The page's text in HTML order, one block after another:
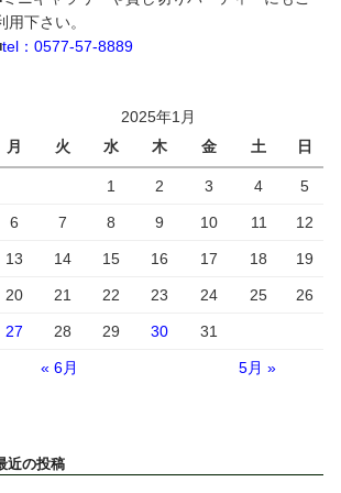
用下さい。
tel：0577-57-8889
2025年1月
月
火 水 木 金 土 日
1 2 3 4 5
6 7 8 9 10 11 12
13 14 15 16 17 18 19
20 21 22 23 24 25 26
27 28 29 30 31
« 6月 5月 »
近の投稿